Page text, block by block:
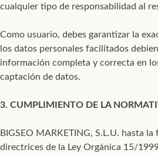
cualquier tipo de responsabilidad al
Como usuario, debes garantizar la
los datos personales facilitados
información completa y correcta en
captación de datos.
3. CUMPLIMIENTO DE LA
BIGSEO MARKETING, S.L.U. hasta
directrices de la Ley Orgánica 15/